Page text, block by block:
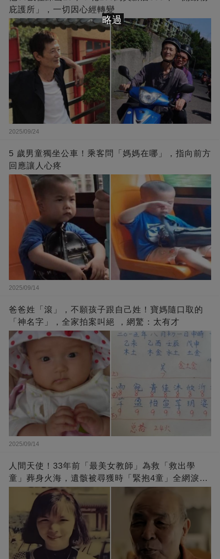
庇護所」，一切因心經轉變
2025/09/24
5 歲男童獨坐公車！乘客問「媽媽在哪」，指向前方
回應讓人心疼
2025/09/14
爸爸姓「滾」，不願孩子跟自己姓！寶媽隨口取的
「神名字」，全家拍案叫絕 ，網驚：太有才
2025/09/14
人間天使！33年前「最美女教師」為救「救出學
童」葬身火海，遺骸被尋獲時「緊抱4童」全網淚
崩：真正的英雄不該被遺忘
略過